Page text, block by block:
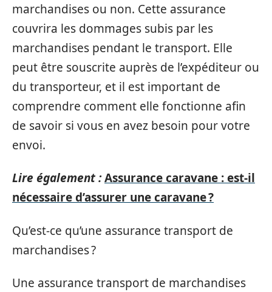
marchandises ou non. Cette assurance
couvrira les dommages subis par les
marchandises pendant le transport. Elle
peut être souscrite auprès de l’expéditeur ou
du transporteur, et il est important de
comprendre comment elle fonctionne afin
de savoir si vous en avez besoin pour votre
envoi.
Lire également :Assurance caravane : est-il
nécessaire d’assurer une caravane ?
Qu’est-ce qu’une assurance transport de
marchandises ?
Une assurance transport de marchandises